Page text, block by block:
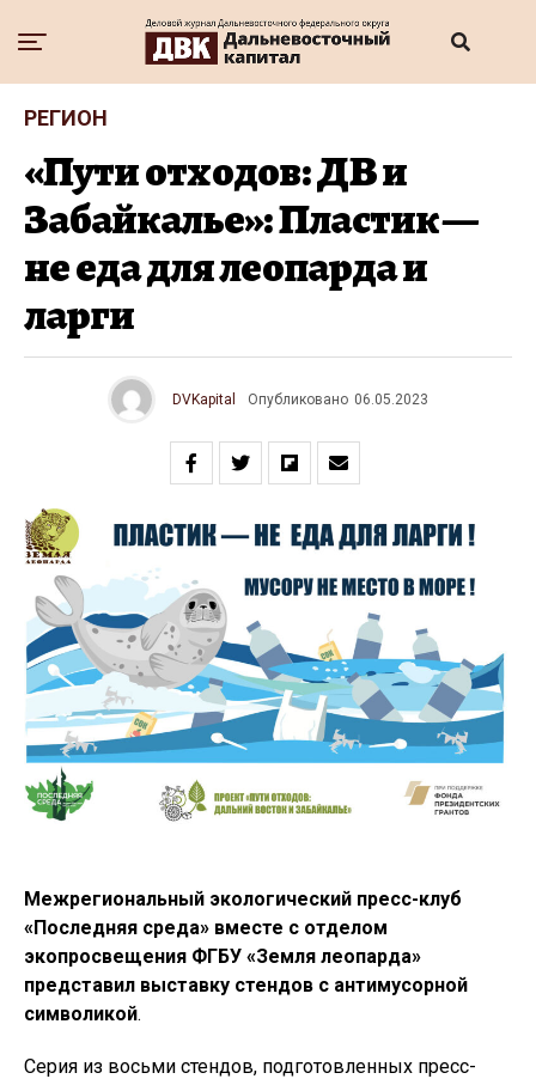
РЕГИОН
«Пути отходов: ДВ и
Забайкалье»: Пластик —
не еда для леопарда и
ларги
DVKapital Опубликовано 06.05.2023
Межрегиональный экологический пресс-клуб
«Последняя среда» вместе с отделом
экопросвещения ФГБУ «Земля леопарда»
представил выставку стендов с антимусорной
символикой.
Серия из восьми стендов, подготовленных пресс-